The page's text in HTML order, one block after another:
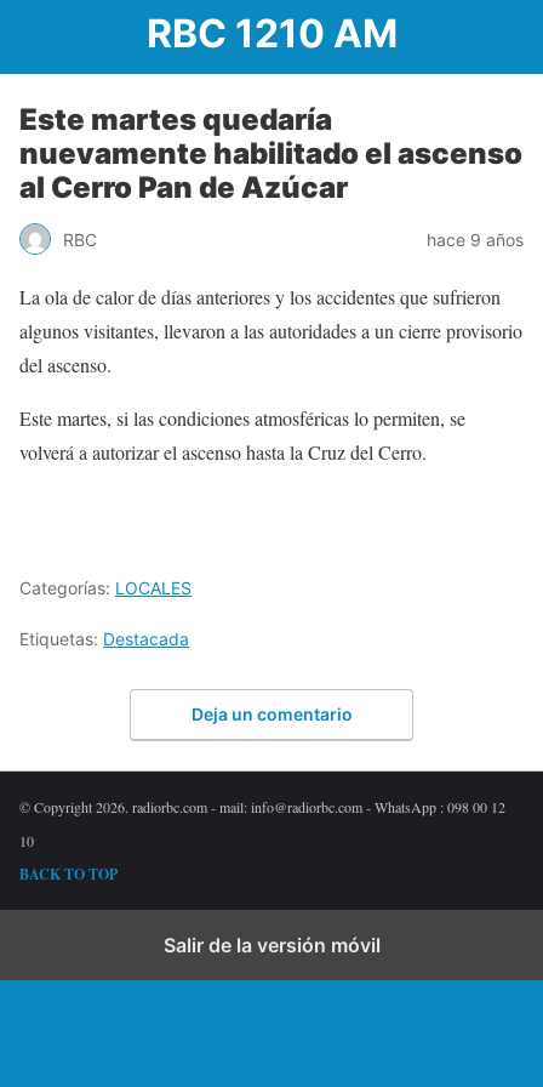
RBC 1210 AM
Este martes quedaría
nuevamente habilitado el ascenso
al Cerro Pan de Azúcar
RBC hace 9 años
La ola de calor de días anteriores y los accidentes que sufrieron
algunos visitantes, llevaron a las autoridades a un cierre provisorio
del ascenso.
Este martes, si las condiciones atmosféricas lo permiten, se
volverá a autorizar el ascenso hasta la Cruz del Cerro.
Categorías: LOCALES
Etiquetas: Destacada
Deja un comentario
© Copyright 2026. radiorbc.com - mail: info@radiorbc.com - WhatsApp : 098 00 12
10
BACK TO TOP
Salir de la versión móvil